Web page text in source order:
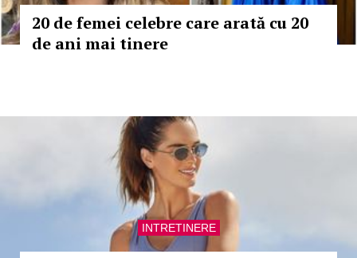
20 de femei celebre care arată cu 20
de ani mai tinere
INTRETINERE